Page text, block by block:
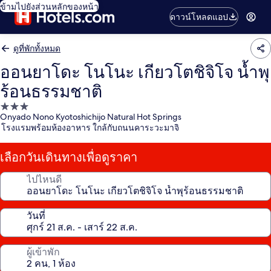
ข้ามไปยังส่วนหลักของหน้า
ดาวน์โหลดแอป
ดูที่พักทั้งหมด
ออนยาโดะ โนโนะ เกียวโตชิจิโจ น้ำพุ
ร้อนธรรมชาติ
ที่พัก
3.0
Onyado Nono Kyotoshichijo Natural Hot Springs
โรงแรมพร้อมห้องอาหาร ใกล้กับถนนคาระวะมาจิ
เลือกวันเดินทางเพื่อดูราคา
ไปไหนดี
วันที่
ผู้เข้าพัก